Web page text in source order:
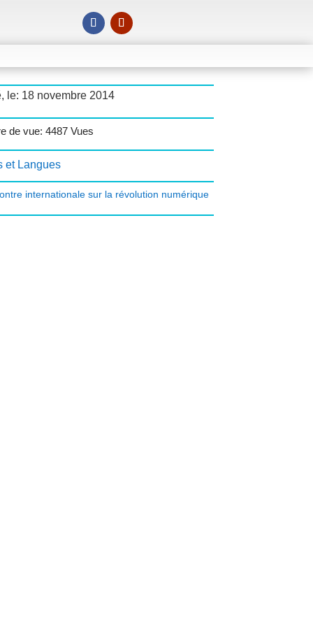
le: 18 novembre 2014
de vue: 4487 Vues
et Langues
internationale sur la révolution numérique